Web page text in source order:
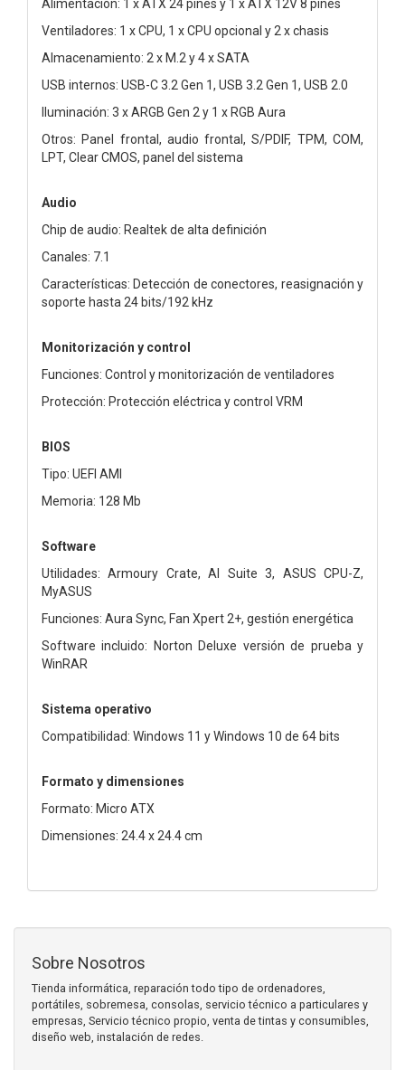
Alimentación: 1 x ATX 24 pines y 1 x ATX 12V 8 pines
Ventiladores: 1 x CPU, 1 x CPU opcional y 2 x chasis
Almacenamiento: 2 x M.2 y 4 x SATA
USB internos: USB-C 3.2 Gen 1, USB 3.2 Gen 1, USB 2.0
Iluminación: 3 x ARGB Gen 2 y 1 x RGB Aura
Otros: Panel frontal, audio frontal, S/PDIF, TPM, COM,
LPT, Clear CMOS, panel del sistema
Audio
Chip de audio: Realtek de alta definición
Canales: 7.1
Características: Detección de conectores, reasignación y
soporte hasta 24 bits/192 kHz
Monitorización y control
Funciones: Control y monitorización de ventiladores
Protección: Protección eléctrica y control VRM
BIOS
Tipo: UEFI AMI
Memoria: 128 Mb
Software
Utilidades: Armoury Crate, AI Suite 3, ASUS CPU-Z,
MyASUS
Funciones: Aura Sync, Fan Xpert 2+, gestión energética
Software incluido: Norton Deluxe versión de prueba y
WinRAR
Sistema operativo
Compatibilidad: Windows 11 y Windows 10 de 64 bits
Formato y dimensiones
Formato: Micro ATX
Dimensiones: 24.4 x 24.4 cm
Sobre Nosotros
Tienda informática, reparación todo tipo de ordenadores,
portátiles, sobremesa, consolas, servicio técnico a particulares y
empresas, Servicio técnico propio, venta de tintas y consumibles,
diseño web, instalación de redes.